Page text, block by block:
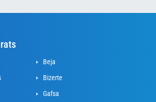
Beja
Bizerte
Gafsa